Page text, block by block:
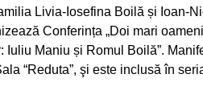
Livia-Iosefina Boilă și Ioan-
Conferința „Doi mari
Iuliu Maniu și Romul Boilă”.
“Reduta”, şi este inclusă în